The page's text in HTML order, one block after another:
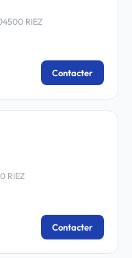
RIEZ
Contacter
RIEZ
Contacter